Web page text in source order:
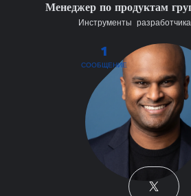
1
СООБЩЕНИЕ
Менеджер по продуктам
Инструменты